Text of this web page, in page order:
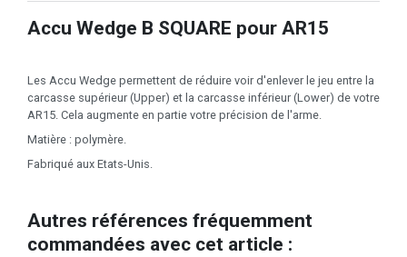
Accu Wedge B SQUARE pour AR15
Les Accu Wedge permettent de réduire voir d'enlever le jeu entre la
carcasse supérieur (Upper) et la carcasse inférieur (Lower) de votre
AR15. Cela augmente en partie votre précision de l'arme.
Matière : polymère.
Fabriqué aux Etats-Unis.
Autres références fréquemment
commandées avec cet article :